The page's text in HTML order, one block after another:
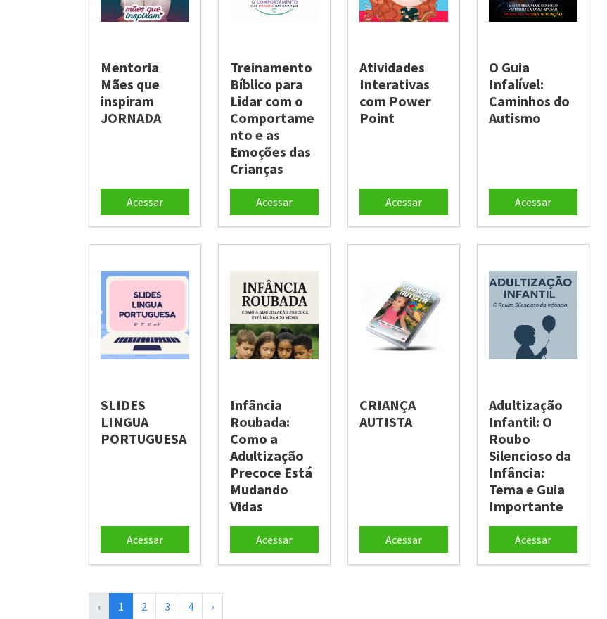
Mentoria
Mães que
inspiram
JORNADA
Acessar
Treinamento
Bíblico para
Lidar com o
Comportame
nto e as
Emoções das
Crianças
Acessar
Atividades
Interativas
com Power
Point
Acessar
O Guia
Infalível:
Caminhos do
Autismo
Acessar
SLIDES
LINGUA
PORTUGUESA
Acessar
Infância
Roubada:
Como a
Adultização
Precoce Está
Mudando
Vidas
Acessar
CRIANÇA
AUTISTA
Acessar
Adultização
Infantil: O
Roubo
Silencioso da
Infância:
Tema e Guia
Importante
Acessar
‹ 1 2 3 4 ›